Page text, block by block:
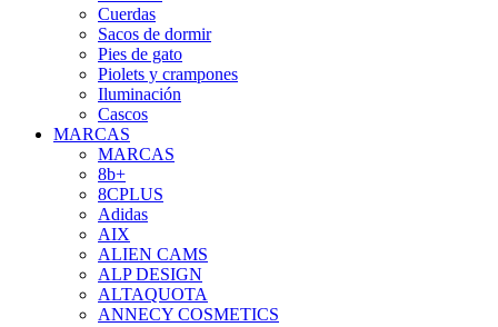
Cuerdas
Sacos de dormir
Pies de gato
Piolets y crampones
Iluminación
Cascos
MARCAS
MARCAS
8b+
8CPLUS
Adidas
AIX
ALIEN CAMS
ALP DESIGN
ALTAQUOTA
ANNECY COSMETICS